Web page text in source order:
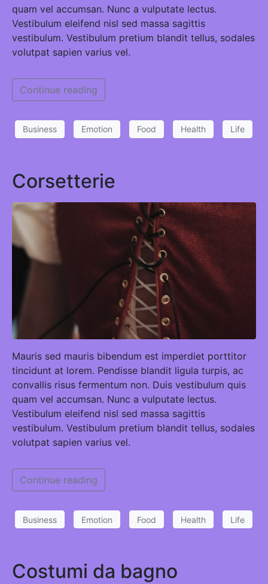
quam vel accumsan. Nunc a vulputate lectus.
Vestibulum eleifend nisl sed massa sagittis
vestibulum. Vestibulum pretium blandit tellus, sodales
volutpat sapien varius vel.
Continue reading
Business Emotion Food Health Life
Corsetterie
Mauris sed mauris bibendum est imperdiet porttitor
tincidunt at lorem. Pendisse blandit ligula turpis, ac
convallis risus fermentum non. Duis vestibulum quis
quam vel accumsan. Nunc a vulputate lectus.
Vestibulum eleifend nisl sed massa sagittis
vestibulum. Vestibulum pretium blandit tellus, sodales
volutpat sapien varius vel.
Continue reading
Business Emotion Food Health Life
Costumi da bagno